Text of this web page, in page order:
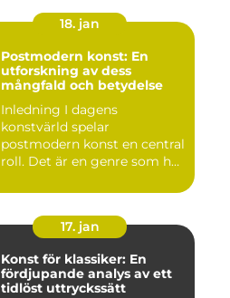
18. jan
Postmodern konst: En
utforskning av dess
mångfald och betydelse
Inledning I dagens
konstvärld spelar
postmodern konst en central
roll. Det är en genre som har
17. jan
Konst för klassiker: En
fördjupande analys av ett
tidlöst uttryckssätt